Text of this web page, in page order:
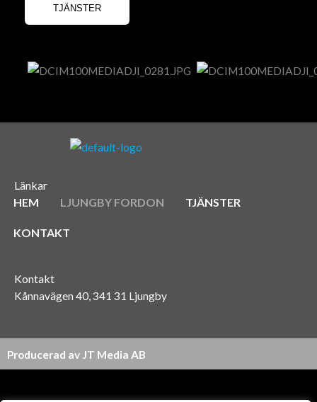
TJÄNSTER
Länkar
HEM
LJUNGBY FORDON TJÄNSTER
KONTAKT
Kontakt
Kånnavägen 40, 341 31 Ljungby
Producerad av JT Media AB